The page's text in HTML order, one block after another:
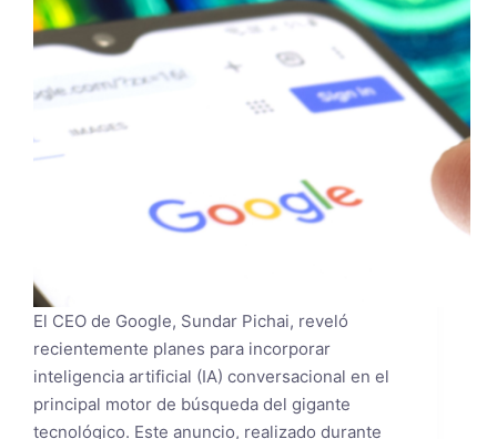
El CEO de Google, Sundar Pichai, reveló
recientemente planes para incorporar
inteligencia artificial (IA) conversacional en el
principal motor de búsqueda del gigante
tecnológico. Este anuncio, realizado durante